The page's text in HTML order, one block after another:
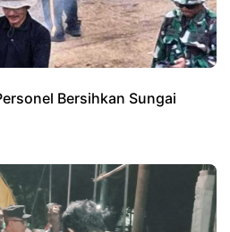
Bersihkan Sungai